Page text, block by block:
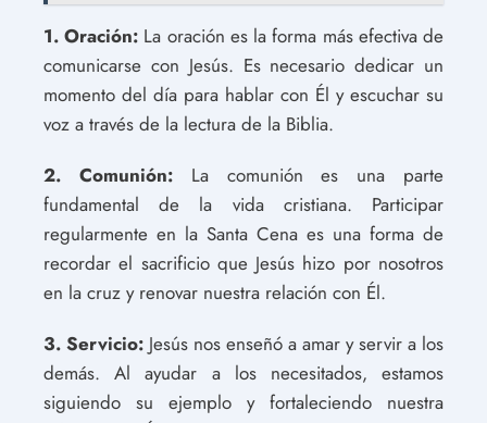
1. Oración: La oración es la forma más efectiva de
comunicarse con Jesús. Es necesario dedicar un
momento del día para hablar con Él y escuchar su
voz a través de la lectura de la Biblia.
2. Comunión:La comunión es una parte
fundamental de la vida cristiana. Participar
regularmente en la Santa Cena es una forma de
recordar el sacrificio que Jesús hizo por nosotros
en la cruz y renovar nuestra relación con Él.
3. Servicio: Jesús nos enseñó a amar y servir a los
demás. Al ayudar a los necesitados, estamos
siguiendo su ejemplo y fortaleciendo nuestra